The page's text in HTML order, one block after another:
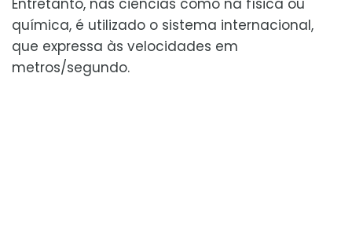
Entretanto, nas ciências como na física ou
química, é utilizado o sistema internacional,
que expressa às velocidades em
metros/segundo.